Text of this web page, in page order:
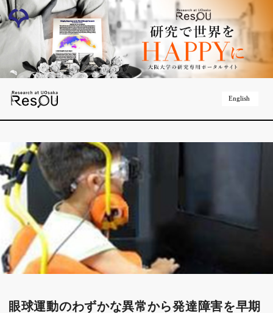
English
眼球運動のわずかな異常から発達障害を早期